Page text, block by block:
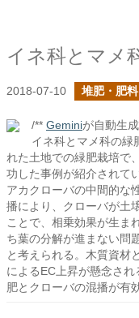
イネ科とマメ
2018-07-10 堆肥・肥料
/** Geminiが自動生
イネ科とマメ科の緑
れた土地での緑肥栽培で
功した事例が紹介されて
アカクローバの中間的な
播により、クローバが土
ことで、相乗効果が生ま
ち葉の分解が進まない問
と考えられる。木質資材
によるEC上昇が懸念さ
肥とクローバの混播が有